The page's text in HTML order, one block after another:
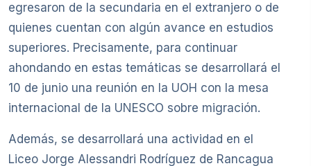
egresaron de la secundaria en el extranjero o de
quienes cuentan con algún avance en estudios
superiores. Precisamente, para continuar
ahondando en estas temáticas se desarrollará el
10 de junio una reunión en la UOH con la mesa
internacional de la UNESCO sobre migración.
Además, se desarrollará una actividad en el
Liceo Jorge Alessandri Rodríguez de Rancagua